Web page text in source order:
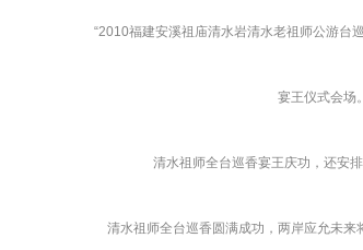
“2010福建安溪祖庙清水岩清水老祖师公游台
宴王仪式会场
清水祖师全台巡香宴王庆功，还安
清水祖师全台巡香圆满成功，两岸应允未